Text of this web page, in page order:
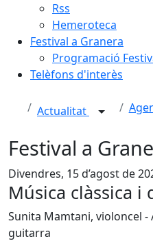
Rss
Hemeroteca
Festival a Granera
Programació
Telèfons d'interès
Actualitat
Festival a
Divendres, 15 d’agost de
Música clàssica i
Sunita Mamtani, violoncel -
guitarra